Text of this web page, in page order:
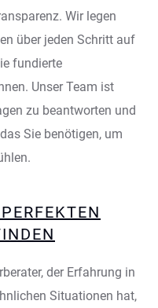
Wir legen
über jeden Schritt auf
fundierte
Unser Team ist
zu beantworten und
Sie benötigen, um
der Erfahrung in
Situationen hat,